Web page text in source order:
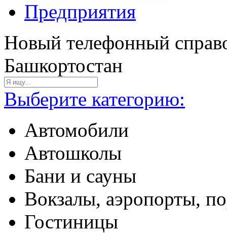
Предприятия
Новый телефонный
Башкортостан
Выберите категорию:
Автомобили
Автошколы
Бани и сауны
Вокзалы, аэропорты,
Гостиницы